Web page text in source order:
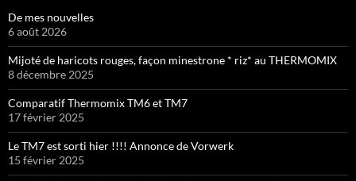
De mes nouvelles
6 août 2026
Mijoté de haricots rouges, façon minestrone * riz* au THERMOMIX
8 décembre 2025
Comparatif Thermomix TM6 et TM7
17 février 2025
Le TM7 est sorti hier !!!! Annonce de Vorwerk
15 février 2025